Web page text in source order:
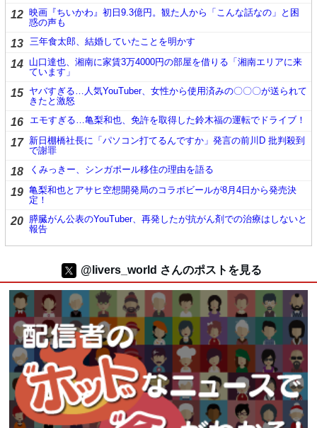
12 映画『ちいかわ』初日9.3億円。観た人から「こんな話なの」と困
惑の声も
13 三年食太郎、結婚していたことを明かす
14 山口達也、湘南に家賃3万4000円の部屋を借りる「湘南エリアに来
ています」
15 ヤバすぎる…人気YouTuber、女性から使用済みの〇〇〇が送られて
きたと激怒
16 エモすぎる…亀梨和也、免許を取得した鈴木福の運転でドライブ！
17 新日棚橋社長に「パソコン打てるんですか」発言の前川D 批判殺到
で謝罪
18 くみっきー、シンガポール移住の理由を語る
19 亀梨和也とアサヒ空想開発局のコラボビールが8月4日から発売決
定！
20 膵臓がん公表のYouTuber、再発したが抗がん剤での治療はしないと
報告
@livers_world さんのポストを見る